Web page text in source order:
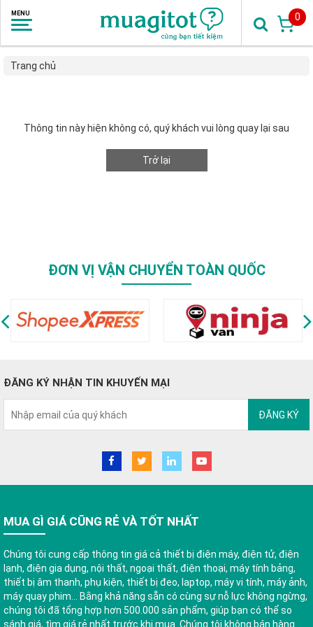
0
Trang chủ
Thông tin này hiện không có, quý khách vui lòng quay lại sau
Trở lại
ĐƠN VỊ VẬN CHUYỂN TOÀN QUỐC
ĐĂNG KÝ NHẬN TIN KHUYẾN MẠI
ĐĂNG KÝ
MUA GÌ GIÁ CŨNG RẺ VÀ TỐT NHẤT
Chúng tôi cung cấp thông tin giá cả thiết bị điện máy, điện tử, điện
lạnh, điện gia dụng, nội thất, ngoại thất, điện thoại, máy tính bảng,
thiết bị âm thanh, phụ kiện, thiết bị đeo, laptop, máy vi tính, máy ảnh,
máy quay phim... Bằng khả năng sẵn có cùng sự nỗ lực không ngừng,
chúng tôi đã tổng hợp hơn 500.000 sản phẩm, giúp bạn có thể so
sánh giá, tìm giá rẻ nhất trước khi mua. Chúng tôi không bán hàng.